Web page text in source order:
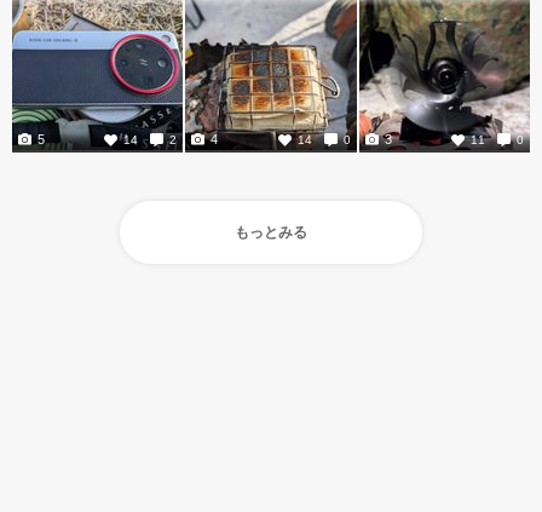
14 2
5 14 0
4 11 0
3
もっとみる